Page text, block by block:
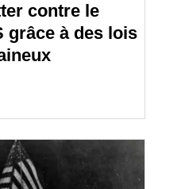
contre le
grâce à des lois